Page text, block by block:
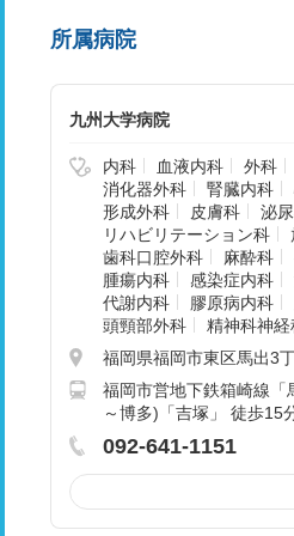
所属病院
九州大学病院
内科 血液内科 外科
消化器外科
腎臓内科
形成外科
皮膚科 泌
リハビリテーション科
歯科口腔外科
麻酔科
腫瘍内科
感染症内科
代謝内科
膠原病内科
頭頸部外科
精神科神経
福岡県福岡市東区馬出3
福岡市営地下鉄箱崎線
～博多)「吉塚」 徒歩15
092-641-1151